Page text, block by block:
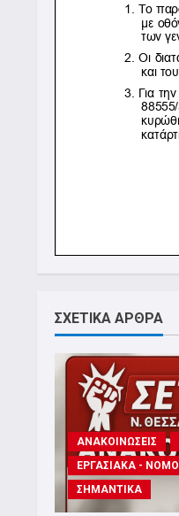
ΣΧΕΤΙΚΑ ΑΡΘΡΑ
ΑΝΑΚΟΙΝΩΣΕΙΣ
ΕΡΓΑΣΙΑΚΑ - ΝΟΜΟΙ
ΣΗΜΑΝΤΙΚΑ